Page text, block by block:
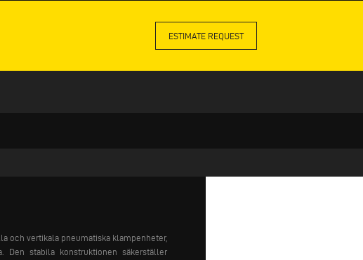
ESTIMATE REQUEST
och vertikala pneumatiska klampenheter,
stabila konstruktionen säkerställer